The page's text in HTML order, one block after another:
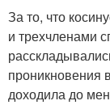
За то, что
и трехчленами
проникновения
доходила до